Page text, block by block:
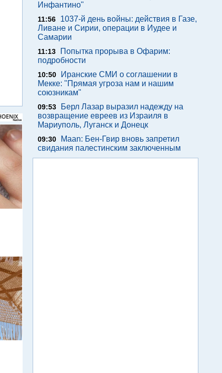
Инфантино"
11:56
1037-й день войны: действия в Газе,
Ливане и Сирии, операции в Иудее и
Самарии
11:13
Попытка прорыва в Офарим:
подробности
10:50
Иранские СМИ о соглашении в
Мекке: "Прямая угроза нам и нашим
союзникам"
09:53
Берл Лазар выразил надежду на
возвращение евреев из Израиля в
Мариуполь, Луганск и Донецк
09:30
Maan: Бен-Гвир вновь запретил
свидания палестинским заключенным